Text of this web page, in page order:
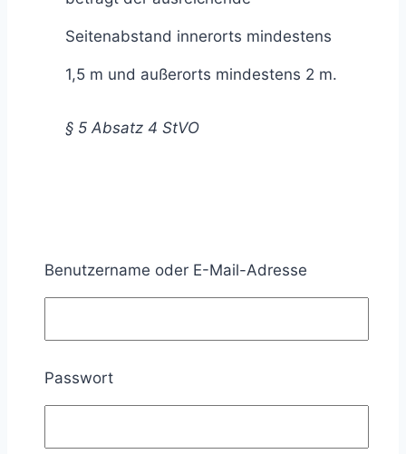
Seitenabstand innerorts mindestens
1,5 m und außerorts mindestens 2 m.
§ 5 Absatz 4 StVO
Kraftfahrzeug einen Radfahrer nicht mit
ausreichendem Seitenabstand überholen kann,
darf das VerkehrszeichenVerbot des
Überholens von einspurigen Fahrzeugen für
Benutzername oder E-Mail-Adresse
Passwort